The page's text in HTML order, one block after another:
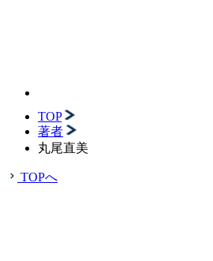
TOP
著者
丸尾直美
TOPへ